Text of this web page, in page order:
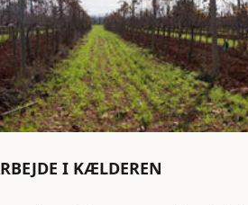
I KÆLDEREN